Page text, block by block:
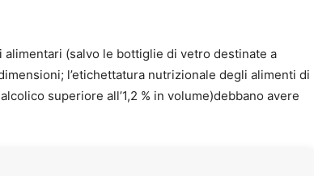
(salvo le bottiglie di vetro destinate a
l’etichettatura nutrizionale degli alimenti di
superiore all’1,2 % in volume)debbano avere